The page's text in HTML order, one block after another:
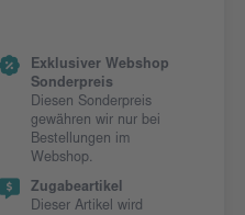
Exklusiver Webshop
Sonderpreis
Diesen Sonderpreis
gewähren wir nur bei
Bestellungen im
Webshop.
Zugabeartikel
Dieser Artikel wird